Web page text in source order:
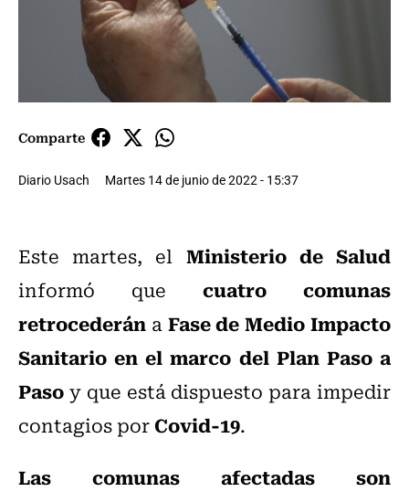
Comparte
Diario Usach Martes 14 de junio de 2022 - 15:37
Este martes, el Ministerio de Salud
informó que cuatro comunas
retrocederán aFase de Medio Impacto
Sanitario en el marco del Plan Paso a
Pasoy que está dispuesto para impedir
contagios porCovid-19.
Las comunas afectadas son